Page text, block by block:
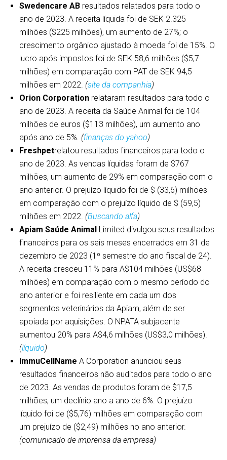
Swedencare AB resultados relatados para todo o
ano de 2023. A receita líquida foi de SEK 2.325
milhões ($225 milhões), um aumento de 27%; o
crescimento orgânico ajustado à moeda foi de 15%. O
lucro após impostos foi de SEK 58,6 milhões ($5,7
milhões) em comparação com PAT de SEK 94,5
milhões em 2022. (site da companhia)
Orion Corporation relataram resultados para todo o
ano de 2023. A receita da Saúde Animal foi de 104
milhões de euros ($113 milhões), um aumento ano
após ano de 5%. (finanças do yahoo)
Freshpetrelatou resultados financeiros para todo o
ano de 2023. As vendas líquidas foram de $767
milhões, um aumento de 29% em comparação com o
ano anterior. O prejuízo líquido foi de $ (33,6) milhões
em comparação com o prejuízo líquido de $ (59,5)
milhões em 2022. (Buscando alfa)
Apiam Saúde Animal Limited divulgou seus resultados
financeiros para os seis meses encerrados em 31 de
dezembro de 2023 (1º semestre do ano fiscal de 24).
A receita cresceu 11% para A$104 milhões (US$68
milhões) em comparação com o mesmo período do
ano anterior e foi resiliente em cada um dos
segmentos veterinários da Apiam, além de ser
apoiada por aquisições. O NPATA subjacente
aumentou 20% para A$4,6 milhões (US$3,0 milhões).
(líquido)
ImmuCellNameA Corporation anunciou seus
resultados financeiros não auditados para todo o ano
de 2023. As vendas de produtos foram de $17,5
milhões, um declínio ano a ano de 6%. O prejuízo
líquido foi de ($5,76) milhões em comparação com
um prejuízo de ($2,49) milhões no ano anterior.
(comunicado de imprensa da empresa)